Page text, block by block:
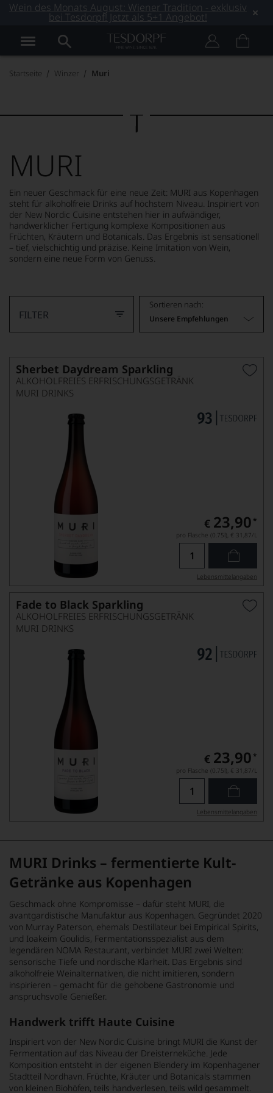
Wein des Monats August: Wiener Tradition - exklusiv
bei Tesdorpf! Jetzt als 5+1 Angebot!
Startseite Winzer Muri
MURI
Ein neuer Geschmack für eine neue Zeit: MURI aus Kopenhagen
steht für alkoholfreie Drinks auf höchstem Niveau. Inspiriert von
der New Nordic Cuisine entstehen hier in aufwändiger,
handwerklicher Fertigung komplexe Kompositionen aus
Früchten, Kräutern und Botanicals. Das Ergebnis ist sensationell
– tief, vielschichtig und präzise. Keine Imitation von Wein,
sondern eine neue Form von Genuss.
FILTER
Sortieren nach:
Unsere Empfehlungen
Sherbet Daydream Sparkling
ALKOHOLFREIES ERFRISCHUNGSGETRÄNK
MURI DRINKS
€ 23,90 *
pro Flasche (0.75l), € 31,87/L
Lebensmittel­angaben
Fade to Black Sparkling
ALKOHOLFREIES ERFRISCHUNGSGETRÄNK
MURI DRINKS
€ 23,90 *
pro Flasche (0.75l), € 31,87/L
Lebensmittel­angaben
MURI Drinks – fermentierte Kult-
Getränke aus Kopenhagen
Geschmack ohne Kompromisse – dafür steht MURI, die
avantgardistische Manufaktur aus Kopenhagen. Gegründet 2020
von Murray Paterson, ehemals Destillateur bei Empirical Spirits,
und Ioakeim Goulidis, Fermentationsspezialist aus dem
legendären NOMA Restaurant, verbindet MURI zwei Welten:
sensorische Tiefe und nordische Klarheit. Das Ergebnis sind
alkoholfreie Weinalternativen, die nicht imitieren, sondern
inspirieren – gemacht für die gehobene Gastronomie und
anspruchsvolle Genießer.
Handwerk trifft Haute Cuisine
Inspiriert von der New Nordic Cuisine bringt MURI die Kunst der
Fermentation auf das Niveau der Dreisterneküche. Jede
Komposition entsteht in der eigenen Blendery im Kopenhagener
Stadtteil Nordhavn. Früchte, Kräuter und Botanicals stammen
von kleinen Biohöfen, teils handverlesen, teils wild gesammelt.